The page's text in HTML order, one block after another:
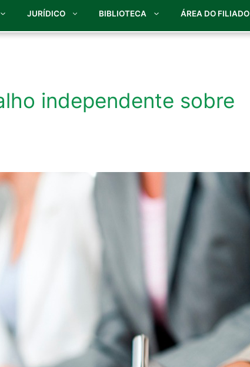
JURÍDICO BIBLIOTECA ÁREA DO FILIADO
independente sobre